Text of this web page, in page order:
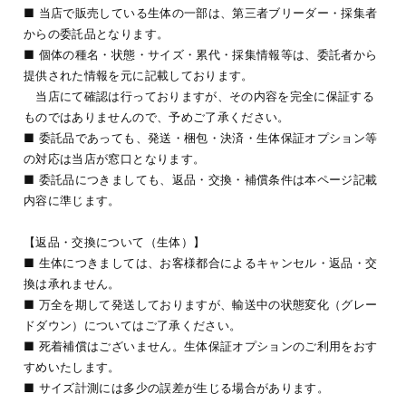
■ 当店で販売している生体の一部は、第三者ブリーダー・採集者
からの委託品となります。
■ 個体の種名・状態・サイズ・累代・採集情報等は、委託者から
提供された情報を元に記載しております。
当店にて確認は行っておりますが、その内容を完全に保証する
ものではありませんので、予めご了承ください。
■ 委託品であっても、発送・梱包・決済・生体保証オプション等
の対応は当店が窓口となります。
■ 委託品につきましても、返品・交換・補償条件は本ページ記載
内容に準じます。
【返品・交換について（生体）】
■ 生体につきましては、お客様都合によるキャンセル・返品・交
換は承れません。
■ 万全を期して発送しておりますが、輸送中の状態変化（グレー
ドダウン）についてはご了承ください。
■ 死着補償はございません。生体保証オプションのご利用をおす
すめいたします。
■ サイズ計測には多少の誤差が生じる場合があります。